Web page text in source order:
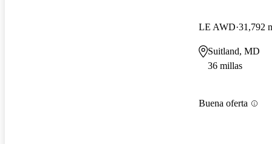
LE AWD 31,792
Suitland, MD
36 millas
Buena oferta